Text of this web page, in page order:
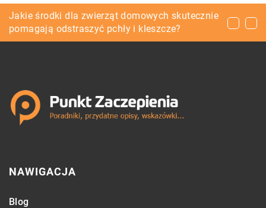
Na co zwrócić uwagę wybierając rolety?
Jakie środki dla zwierząt domowych skutecznie
pomagają odstraszyć pchły i kleszcze?
Krawiectwo – pierwsze kroki jakie musisz
podjąć
NAWIGACJA
Blog